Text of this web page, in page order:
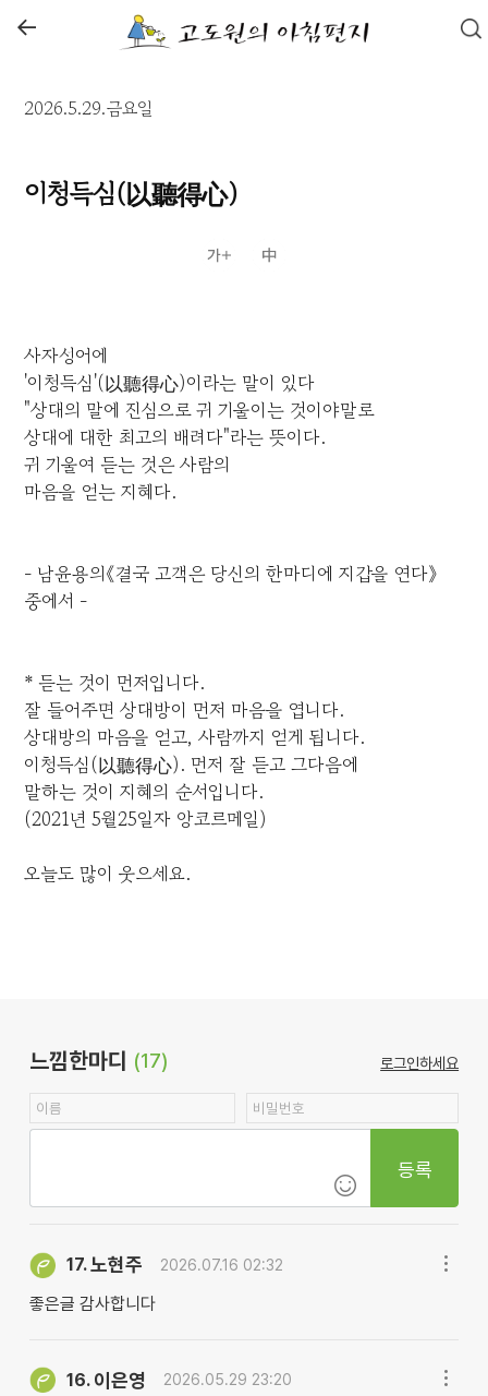
←
2026.5.29.금요일
이청득심(以聽得心)
사자성어에
'이청득심'(以聽得心)이라는 말이 있다
"상대의 말에 진심으로 귀 기울이는 것이야말로
상대에 대한 최고의 배려다"라는 뜻이다.
귀 기울여 듣는 것은 사람의
마음을 얻는 지혜다.
- 남윤용의《결국 고객은 당신의 한마디에 지갑을 연다》
중에서 -
* 듣는 것이 먼저입니다.
잘 들어주면 상대방이 먼저 마음을 엽니다.
상대방의 마음을 얻고, 사람까지 얻게 됩니다.
이청득심(以聽得心). 먼저 잘 듣고 그다음에
말하는 것이 지혜의 순서입니다.
(2021년 5월25일자 앙코르메일)
오늘도 많이 웃으세요.
느낌한마디 (17) 로그인하세요
등록
17.노현주 2026.07.16 02:32
좋은글 감사합니다
16. 이은영 2026.05.29 23:20